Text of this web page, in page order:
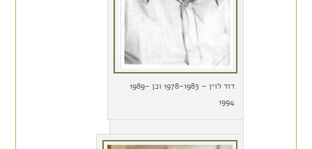
דוד לוין – 1978-1983 וכן 1989-
1994